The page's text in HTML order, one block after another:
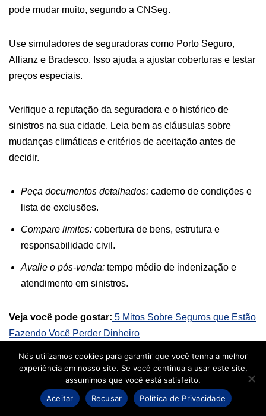
pode mudar muito, segundo a CNSeg.
Use simuladores de seguradoras como Porto Seguro,
Allianz e Bradesco. Isso ajuda a ajustar coberturas e testar
preços especiais.
Verifique a reputação da seguradora e o histórico de
sinistros na sua cidade. Leia bem as cláusulas sobre
mudanças climáticas e critérios de aceitação antes de
decidir.
Peça documentos detalhados: caderno de condições e
lista de exclusões.
Compare limites: cobertura de bens, estrutura e
responsabilidade civil.
Avalie o pós-venda: tempo médio de indenização e
atendimento em sinistros.
Veja você pode gostar: 5 Mitos Sobre Seguros que Estão
Fazendo Você Perder Dinheiro
O Custo do Seguro
Residencial
Nós utilizamos cookies para garantir que você tenha a melhor
experiência em nosso site. Se você continua a usar este site,
assumimos que você está satisfeito.
Aceitar
Recusar Política de Privacidade